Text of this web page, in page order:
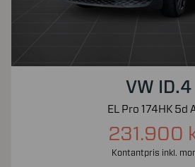
VW ID.4
EL Pro 174HK 5d
231.900
Kontantpris inkl.